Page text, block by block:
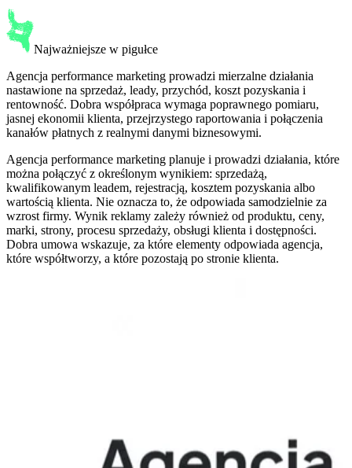
Najważniejsze w pigułce
Agencja performance marketing prowadzi mierzalne działania
nastawione na sprzedaż, leady, przychód, koszt pozyskania i
rentowność. Dobra współpraca wymaga poprawnego pomiaru,
jasnej ekonomii klienta, przejrzystego raportowania i połączenia
kanałów płatnych z realnymi danymi biznesowymi.
Agencja performance marketing planuje i prowadzi działania, które
można połączyć z określonym wynikiem: sprzedażą,
kwalifikowanym leadem, rejestracją, kosztem pozyskania albo
wartością klienta. Nie oznacza to, że odpowiada samodzielnie za
wzrost firmy. Wynik reklamy zależy również od produktu, ceny,
marki, strony, procesu sprzedaży, obsługi klienta i dostępności.
Dobra umowa wskazuje, za które elementy odpowiada agencja,
które współtworzy, a które pozostają po stronie klienta.